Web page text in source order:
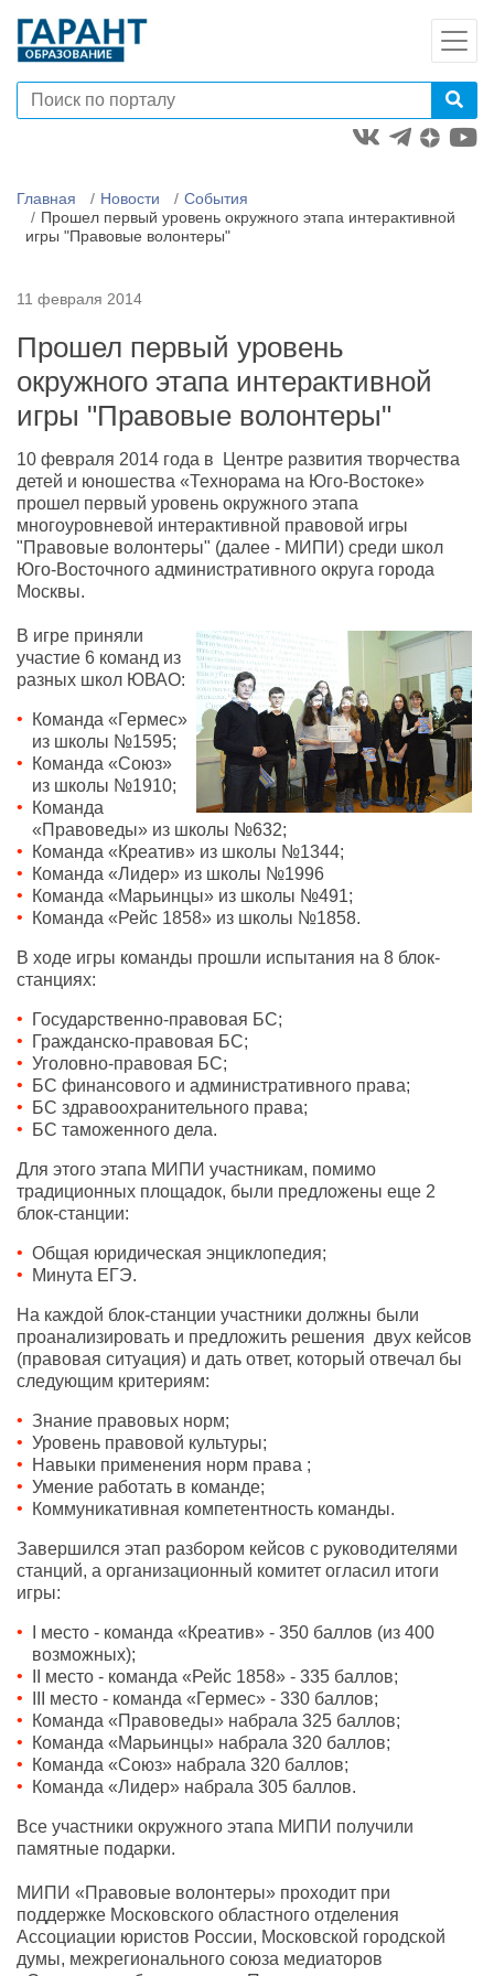
Главная Новости
События
Прошел первый уровень окружного этапа интерактивной
игры "Правовые волонтеры"
11 февраля 2014
Прошел первый уровень
окружного этапа интерактивной
игры "Правовые волонтеры"
10 февраля 2014 года в Центре развития творчества
детей и юношества «Технорама на Юго-Востоке»
прошел первый уровень окружного этапа
многоуровневой интерактивной правовой игры
"Правовые волонтеры" (далее - МИПИ) среди школ
Юго-Восточного административного округа города
Москвы.
В игре приняли
участие 6 команд из
разных школ ЮВАО:
Команда «Гермес»
из школы №1595;
Команда «Союз»
из школы №1910;
Команда
«Правоведы» из школы №632;
Команда «Креатив» из школы №1344;
Команда «Лидер» из школы №1996
Команда «Марьинцы» из школы №491;
Команда «Рейс 1858» из школы №1858.
В ходе игры команды прошли испытания на 8 блок-
станциях:
Государственно-правовая БС;
Гражданско-правовая БС;
Уголовно-правовая БС;
БС финансового и административного права;
БС здравоохранительного права;
БС таможенного дела.
Для этого этапа МИПИ участникам, помимо
традиционных площадок, были предложены еще 2
блок-станции:
Общая юридическая энциклопедия;
Минута ЕГЭ.
На каждой блок-станции участники должны были
проанализировать и предложить решения двух кейсов
(правовая ситуация) и дать ответ, который отвечал бы
следующим критериям:
Знание правовых норм;
Уровень правовой культуры;
Навыки применения норм права ;
Умение работать в команде;
Коммуникативная компетентность команды.
Завершился этап разбором кейсов с руководителями
станций, а организационный комитет огласил итоги
игры:
I место - команда «Креатив» - 350 баллов (из 400
возможных);
II место - команда «Рейс 1858» - 335 баллов;
III место - команда «Гермес» - 330 баллов;
Команда «Правоведы» набрала 325 баллов;
Команда «Марьинцы» набрала 320 баллов;
Команда «Союз» набрала 320 баллов;
Команда «Лидер» набрала 305 баллов.
Все участники окружного этапа МИПИ получили
памятные подарки.
МИПИ «Правовые волонтеры» проходит при
поддержке Московского областного отделения
Ассоциации юристов России, Московской городской
думы, межрегионального союза медиаторов